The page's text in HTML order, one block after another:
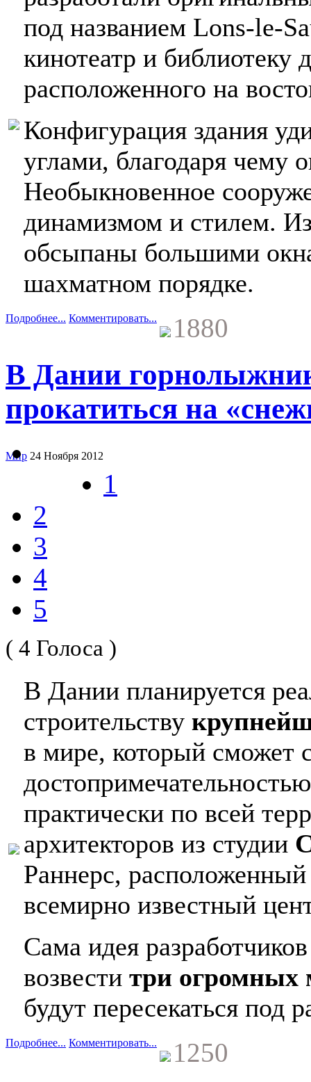
под названием Lons-le-
кинотеатр и библиотеку
расположенного на
Конфигурация здания
углами, благодаря чему
Необыкновенное
динамизмом и стилем.
обсыпаны большими
шахматном порядке.
Подробнее... Комментировать... 1880
В Дании
прокатиться на
Мир 24 Ноября 2012
1
2
3
4
5
( 4 Голоса )
В Дании планируется
строительству
в мире, который сможет
практически по всей
архитекторов из студии
Раннерс,
всемирно известный
Сама идея
возвести три огромных
будут пересекаться под
Подробнее... Комментировать... 1250